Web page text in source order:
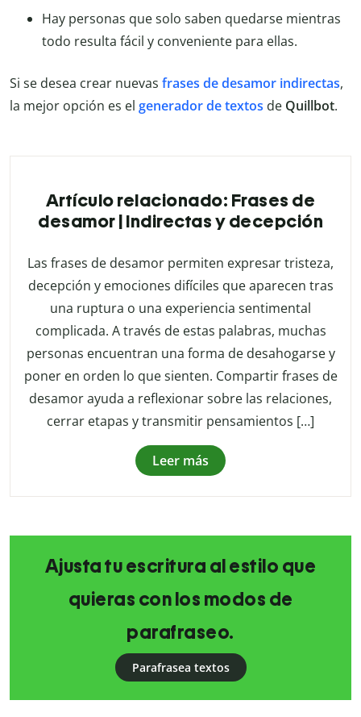
Hay personas que solo saben quedarse mientras
todo resulta fácil y conveniente para ellas.
Si se desea crear nuevas frases de desamor indirectas,
la mejor opción es el generador de textos de Quillbot.
Artículo relacionado: Frases de
desamor | Indirectas y decepción
Las frases de desamor permiten expresar tristeza,
decepción y emociones difíciles que aparecen tras
una ruptura o una experiencia sentimental
complicada. A través de estas palabras, muchas
personas encuentran una forma de desahogarse y
poner en orden lo que sienten. Compartir frases de
desamor ayuda a reflexionar sobre las relaciones,
cerrar etapas y transmitir pensamientos […]
Leer más
Ajusta tu escritura al estilo que
quieras con los modos de
parafraseo.
Parafrasea textos